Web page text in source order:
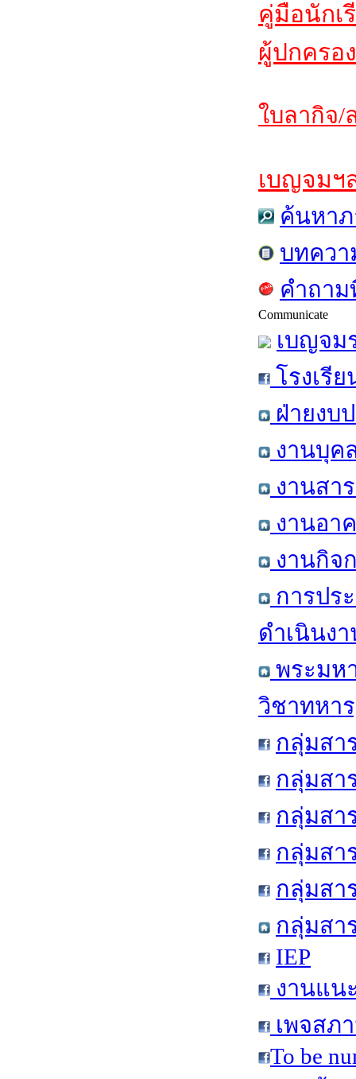
คู่มือนักเ
ผู้ปกครอ
ใบลากิจ/
เบญจมฯ
ค้นหาภ
บทควา
คำถา
Communicate
เบญจม
โรงเรี
ฝ่ายงบ
งานบุค
งานสา
งานอา
งานกิจ
การปร
ดำเนินง
พระมห
วิชาทหา
กลุ่มสา
กลุ่มสา
กลุ่มสา
กลุ่มสา
กลุ่มสา
กลุ่มสา
IEP
งานแน
เพจสภ
To be